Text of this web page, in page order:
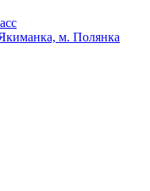
м. Полянка